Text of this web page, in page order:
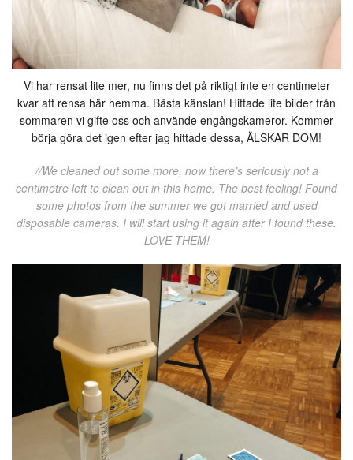
Vi har rensat lite mer, nu finns det på riktigt inte en centimeter
kvar att rensa här hemma. Bästa känslan! Hittade lite bilder från
sommaren vi gifte oss och använde engångskameror. Kommer
börja göra det igen efter jag hittade dessa, ÄLSKAR DOM!
//We cleaned out some more, now there’s seriously not a
centimetre left to clean out in this home. The best feeling! Found
some photos from the summer we got married and used
disposable cameras. I will start using it again after I found these.
LOVE THEM!